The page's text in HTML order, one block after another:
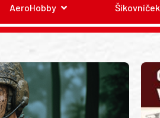
AeroHobby Šikovníček